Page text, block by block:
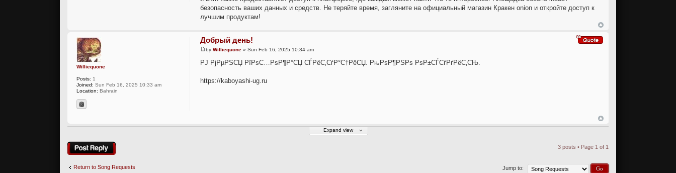
безопасность ваших данных и средств. Не теряйте время, загляните на официальный магазин Кракен onion и откройте доступ к
лучшим продуктам!
Добрый день!
by Williequone» Sun Feb 16, 2025 10:34 am
РЈ РјРµРЅСЏ РїРѕС…РѕР¶Р°СЏ СЃРёС‚СѓР°С†РёСЏ. РњРѕР¶РЅРѕ РѕР±СЃСѓРґРёС‚СЊ.
https://kaboyashi-ug.ru
Williequone
Posts: 1
Joined: Sun Feb 16, 2025 10:33 am
Location: Bahrain
Expand view
Post a reply 3 posts • Page 1 of 1
Return to Song Requests Jump to: